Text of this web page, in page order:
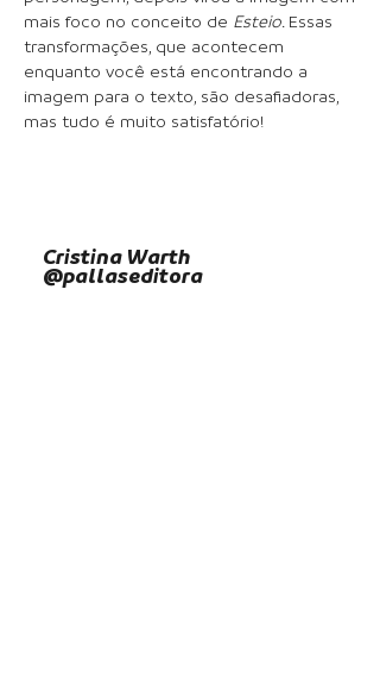
mais foco no conceito de Esteio . Essas
transformações, que acontecem
enquanto você está encontrando a
imagem para o texto, são desafiadoras,
mas tudo é muito satisfatório!
Cristina Warth
@pallaseditora